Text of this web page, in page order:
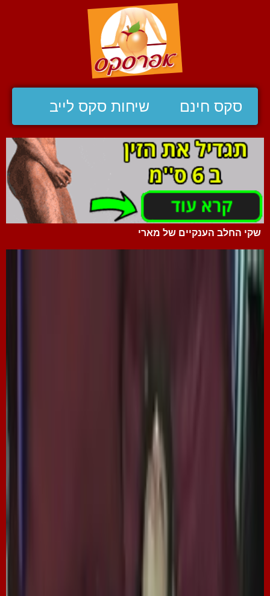
סקס חינם שיחות סקס לייב
שקי החלב הענקיים של מארי